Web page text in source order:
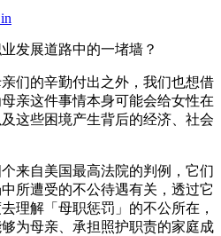
发展道路中的一堵墙？
们的辛勤付出之外，我们也想借
亲这件事情本身可能会给女性在
这些困境产生背后的经济、社会
来自美国最高法院的判例，它们
所遭受的不公待遇有关，透过它
理解「母职惩罚」的不公所在，
为母亲、承担照护职责的家庭成